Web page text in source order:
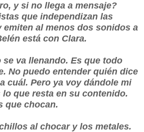
y si no llega a mensaje?
que independizan las
emiten al menos dos sonidos a
está con Clara.
se va llenando. Es que todo
No puedo entender quién dice
cuál. Pero ya voy dándole mi
que resta en su contenido.
que chocan.
al chocar y los metales.